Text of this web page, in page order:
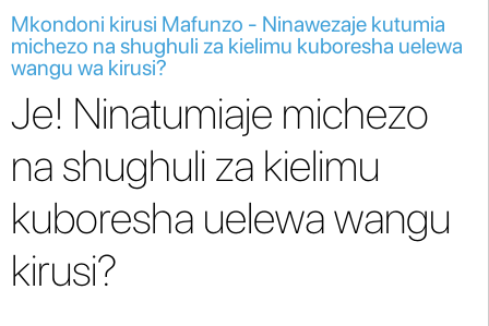
Mkondoni kirusi Mafunzo - Ninawezaje kutumia
michezo na shughuli za kielimu kuboresha uelewa
wangu wa kirusi?
Je! Ninatumiaje michezo
na shughuli za kielimu
kuboresha uelewa wangu
kirusi?